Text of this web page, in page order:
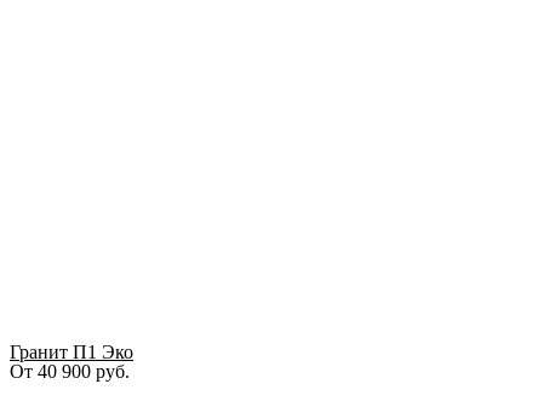
Гранит П1 Эко
От 40 900 руб.